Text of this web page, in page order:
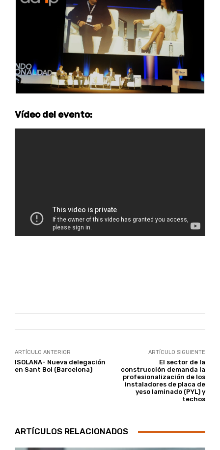
Vídeo del evento:
ARTÍCULO ANTERIOR
ISOLANA- Nueva delegación
en Sant Boi (Barcelona)
ARTÍCULO SIGUIENTE
El sector de la
construcción demanda la
profesionalización de los
instaladores de placa de
yeso laminado (PYL) y
techos
ARTÍCULOS RELACIONADOS